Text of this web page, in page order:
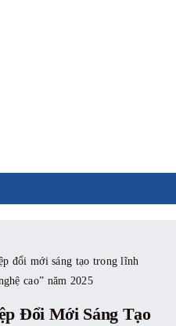
đổi mới sáng tạo trong lĩnh
cao” năm 2025
Đổi Mới Sáng Tạo